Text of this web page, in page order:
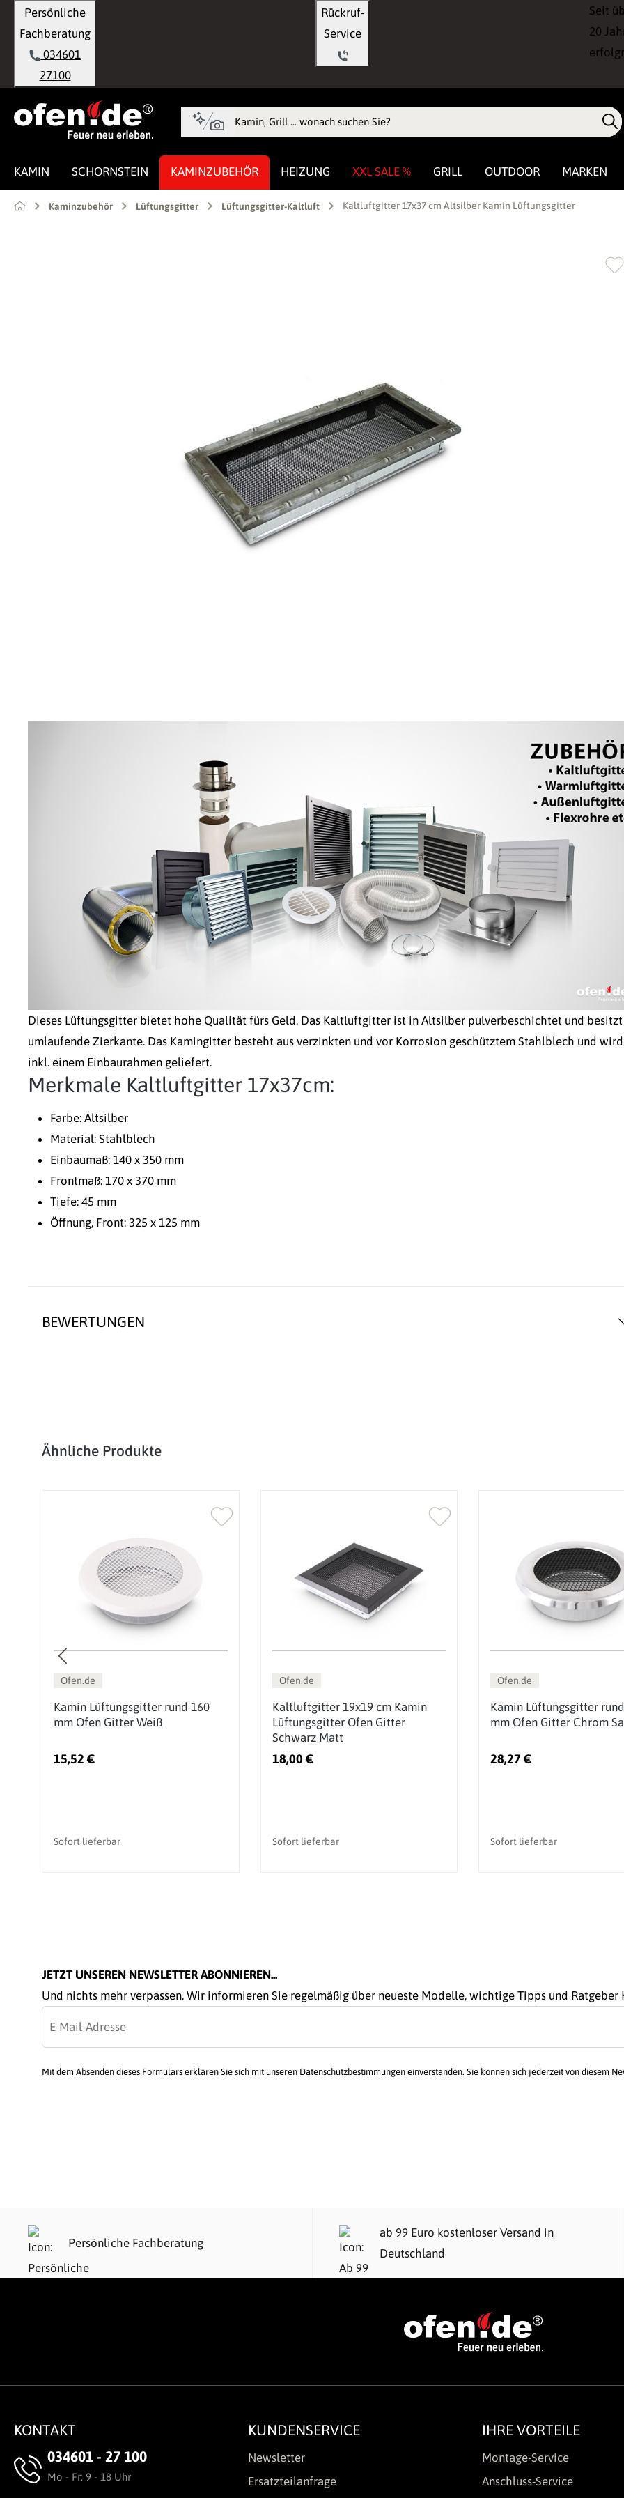
Zur Hauptnavigation springen
Persönliche
Fachberatung
034601
27100
Rückruf-
Seit
20
KAMIN SCHORNSTEIN KAMINZUBEHÖR HEIZUNG XXL SALE % GRILL OUTDOOR MARKEN
Kaminzubehör Lüftungsgitter Lüftungsgitter-Kaltluft Kaltluftgitter 17x37 cm Altsilber Kamin Lüftungsgitter
Dieses Lüftungsgitter bietet hohe Qualität fürs Geld. Das Kaltluftgitter ist in Altsilber pulverbeschichtet und
umlaufende Zierkante. Das Kamingitter besteht aus verzinkten und vor Korrosion geschütztem Stahlblech und wird
inkl. einem Einbaurahmen geliefert.
Merkmale Kaltluftgitter 17x37cm:
Farbe: Altsilber
Material: Stahlblech
Einbaumaß: 140 x 350 mm
Frontmaß: 170 x 370 mm
Tiefe: 45 mm
Öffnung, Front: 325 x 125 mm
BEWERTUNGEN
Produktgalerie überspringen
Ähnliche Produkte
Ofen.de
Kamin Lüftungsgitter rund 160
mm Ofen Gitter Weiß
15,52 €
Sofort lieferbar
Ofen.de
Kaltluftgitter 19x19 cm Kamin
Lüftungsgitter Ofen Gitter
Schwarz Matt
18,00 €
Sofort lieferbar
Ofen.de
Kamin Lüftungsgitter
mm Ofen Gitter Chrom
28,27 €
Sofort lieferbar
JETZT UNSEREN NEWSLETTER ABONNIEREN...
Und nichts mehr verpassen. Wir informieren Sie regelmäßig über neueste Modelle, wichtige Tipps und
Mit dem Absenden dieses Formulars erklären Sie sich mit unseren Datenschutzbestimmungen einverstanden. Sie können sich jederzeit von diesem
Persönliche Fachberatung
ab 99 Euro kostenloser Versand in
Deutschland
KONTAKT
034601 - 27 100
Mo - Fr: 9 - 18 Uhr
KUNDENSERVICE
Newsletter
Ersatzteilanfrage
IHRE VORTEILE
Montage-Service
Anschluss-Service